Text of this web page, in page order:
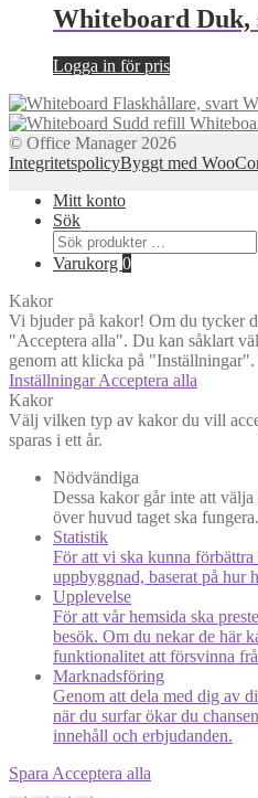
Whiteboard Duk,
Logga in för pris
© Office Manager 2026
IntegritetspolicyByggt med
Mitt konto
Sök
Sök
efter:
Varukorg 0
Kakor
Vi bjuder på kakor! Om du tycker
"Acceptera alla". Du kan såklart
genom att klicka på "Inställningar".
InställningarAcceptera alla
Kakor
Välj vilken typ av kakor du vill
sparas i ett år.
Nödvändiga
Dessa kakor går inte att
över huvud taget ska fungera.
Statistik
För att vi ska kunna
uppbyggnad, baserat på hur
Upplevelse
För att vår hemsida ska
besök. Om du nekar de här
funktionalitet att försvinna
Marknadsföring
Genom att dela med dig av
när du surfar ökar du
innehåll och erbjudanden.
Spara Acceptera alla